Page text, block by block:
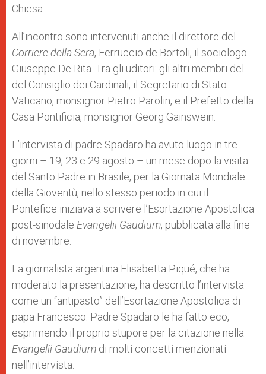
Chiesa.
All’incontro sono intervenuti anche il direttore del
Corriere della Sera, Ferruccio de Bortoli, il sociologo
Giuseppe De Rita. Tra gli uditori: gli altri membri del
del Consiglio dei Cardinali, il Segretario di Stato
Vaticano, monsignor Pietro Parolin, e il Prefetto della
Casa Pontificia, monsignor Georg Gainswein.
L’intervista di padre Spadaro ha avuto luogo in tre
giorni – 19, 23 e 29 agosto – un mese dopo la visita
del Santo Padre in Brasile, per la Giornata Mondiale
della Gioventù, nello stesso periodo in cui il
Pontefice iniziava a scrivere l’Esortazione Apostolica
post-sinodale Evangelii Gaudium, pubblicata alla fine
di novembre.
La giornalista argentina Elisabetta Piqué, che ha
moderato la presentazione, ha descritto l’intervista
come un “antipasto” dell’Esortazione Apostolica di
papa Francesco. Padre Spadaro le ha fatto eco,
esprimendo il proprio stupore per la citazione nella
Evangelii Gaudium di molti concetti menzionati
nell’intervista.